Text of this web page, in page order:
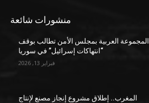
منشورات شائعة
المجموعة العربية بمجلس الأمن تطالب بوقف
“انتهاكات إسرائيل” في سوريا
فبراير 13, 2026
المغرب.. إطلاق مشروع إنجاز مصنع لإنتاج